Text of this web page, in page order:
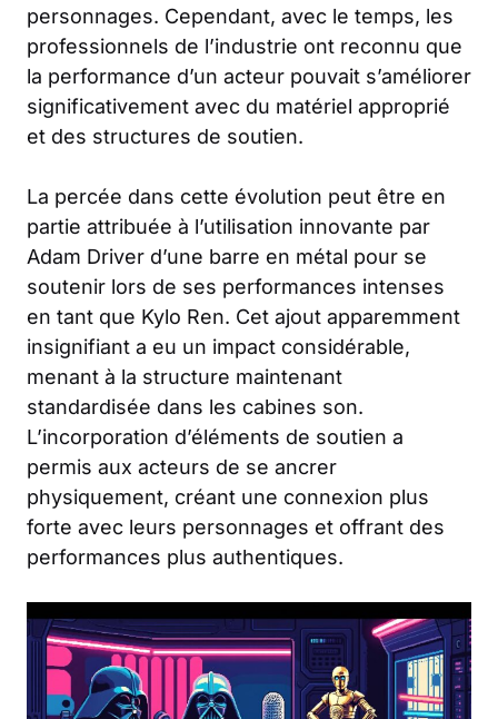
personnages. Cependant, avec le temps, les
professionnels de l’industrie ont reconnu que
la performance d’un acteur pouvait s’améliorer
significativement avec du matériel approprié
et des structures de soutien.
La percée dans cette évolution peut être en
partie attribuée à l’utilisation innovante par
Adam Driver d’une barre en métal pour se
soutenir lors de ses performances intenses
en tant que Kylo Ren. Cet ajout apparemment
insignifiant a eu un impact considérable,
menant à la structure maintenant
standardisée dans les cabines son.
L’incorporation d’éléments de soutien a
permis aux acteurs de se ancrer
physiquement, créant une connexion plus
forte avec leurs personnages et offrant des
performances plus authentiques.